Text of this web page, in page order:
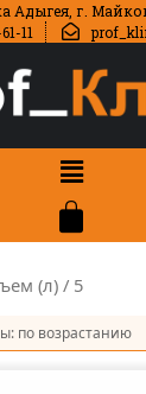
Адыгея, г.
11
(л) / 5